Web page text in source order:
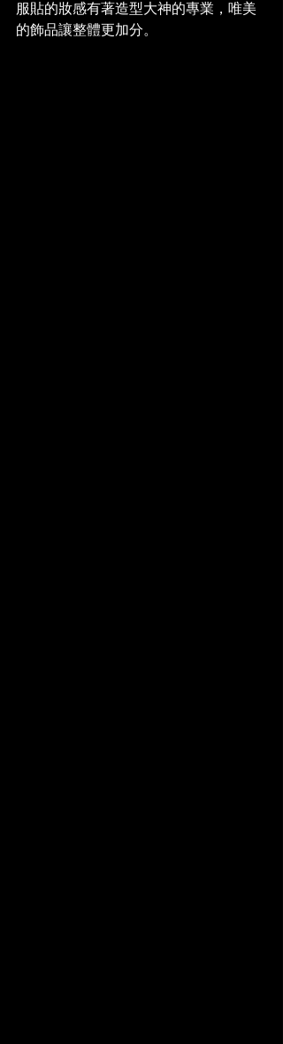
服貼的妝感有著造型大神的專業，唯美
的飾品讓整體更加分。